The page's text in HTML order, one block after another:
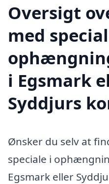
Oversigt
med
i Egsmark
Syddjurs
Ønsker du selv at
speciale i
Egsmark eller